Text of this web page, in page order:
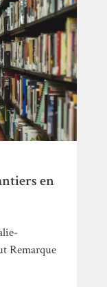
en
Remarque